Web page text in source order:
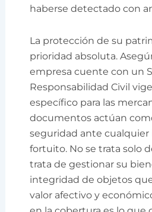
haberse detectado con
La protección de su
prioridad absoluta.
empresa cuente con un
Responsabilidad Civil
específico para las
documentos actúan
seguridad ante
fortuito. No se trata solo
trata de gestionar su
integridad de objetos
valor afectivo y